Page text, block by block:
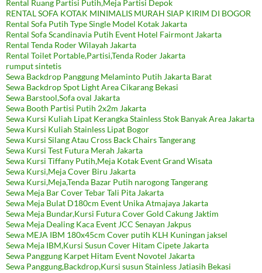
Rental Ruang Partisi Putih,Meja Partisi Depok
RENTAL SOFA KOTAK MINIMALIS MURAH SIAP KIRIM DI BOGOR
Rental Sofa Putih Type Single Model Kotak Jakarta
Rental Sofa Scandinavia Putih Event Hotel Fairmont Jakarta
Rental Tenda Roder Wilayah Jakarta
Rental Toilet Portable,Partisi,Tenda Roder Jakarta
rumput sintetis
Sewa Backdrop Panggung Melaminto Putih Jakarta Barat
Sewa Backdrop Spot Light Area Cikarang Bekasi
Sewa Barstool,Sofa oval Jakarta
Sewa Booth Partisi Putih 2x2m Jakarta
Sewa Kursi Kuliah Lipat Kerangka Stainless Stok Banyak Area Jakarta
Sewa Kursi Kuliah Stainless Lipat Bogor
Sewa Kursi Silang Atau Cross Back Chairs Tangerang
Sewa Kursi Test Futura Merah Jakarta
Sewa Kursi Tiffany Putih,Meja Kotak Event Grand Wisata
Sewa Kursi,Meja Cover Biru Jakarta
Sewa Kursi,Meja,Tenda Bazar Putih narogong Tangerang
Sewa Meja Bar Cover Tebar Tali Pita Jakarta
Sewa Meja Bulat D180cm Event Unika Atmajaya Jakarta
Sewa Meja Bundar,Kursi Futura Cover Gold Cakung Jaktim
Sewa Meja Dealing Kaca Event JCC Senayan Jakpus
Sewa MEJA IBM 180x45cm Cover putih KLH Kuningan jaksel
Sewa Meja IBM,Kursi Susun Cover Hitam Cipete Jakarta
Sewa Panggung Karpet Hitam Event Novotel Jakarta
Sewa Panggung,Backdrop,Kursi susun Stainless Jatiasih Bekasi